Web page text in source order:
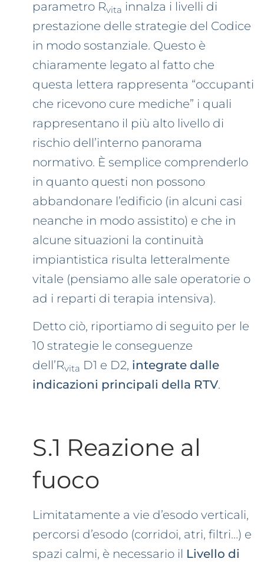
parametro Rvita innalza i livelli di
prestazione delle strategie del Codice
in modo sostanziale. Questo è
chiaramente legato al fatto che
questa lettera rappresenta “occupanti
che ricevono cure mediche” i quali
rappresentano il più alto livello di
rischio dell’interno panorama
normativo. È semplice comprenderlo
in quanto questi non possono
abbandonare l’edificio (in alcuni casi
neanche in modo assistito) e che in
alcune situazioni la continuità
impiantistica risulta letteralmente
vitale (pensiamo alle sale operatorie o
ad i reparti di terapia intensiva).
Detto ciò, riportiamo di seguito per le
10 strategie le conseguenze
dell’Rvita D1 e D2, integrate dalle
indicazioni principali della RTV.
S.1 Reazione al
fuoco
Limitatamente a vie d’esodo verticali,
percorsi d’esodo (corridoi, atri, filtri…) e
spazi calmi, è necessario il Livello di